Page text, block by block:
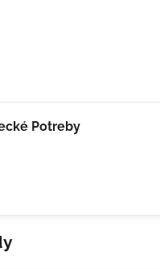
Potreby